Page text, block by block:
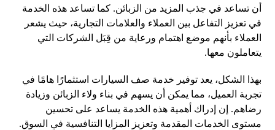
أن تساعد في جذب المزيد من الزبائن. كما تساعد هذه الخدمة
في تعزيز التفاعل بين العملاء والعلامات التجارية، حيث يشعر
العملاء بأنهم موضع اهتمام ورعاية من قِبَل الشركات التي
يتعاملون معها.
بهذا الشكل، يعد توفير خدمة صف السيارات استثمارًا هامًا في
تجربة العميل، مما يمكن أن يسهم في بناء ولاء الزبائن وزيادة
رضاهم. إن إدراك أهمية هذه الخدمة يساعد على تحسين
مستوى الخدمات المقدمة وتعزيز المزايا التنافسية في السوق.